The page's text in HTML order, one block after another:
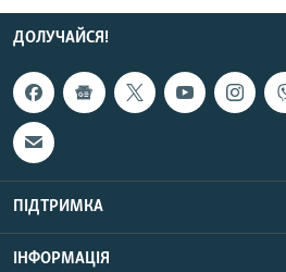
ДОЛУЧАЙСЯ!
ПІДТРИМКА
ІНФОРМАЦІЯ